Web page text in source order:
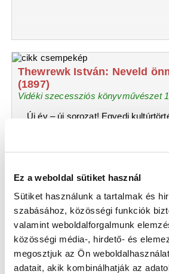
Ez a weboldal sütiket használ
Sütiket használunk a tartalmak és
szabásához, közösségi funkciók
valamint weboldalforgalmunk
közösségi média-, hirdető- és
megosztjuk az Ön
adatait, akik kombinálhatják az
Thewrewk István: Neveld
(1897)
Vidéki szecessziós könyvművészet
Új év – új sorozat! Egyedi
A
a művészet és a kultúrtörténet
kalandozunk majd– időbeli
„boldog békeidők” korszaka.